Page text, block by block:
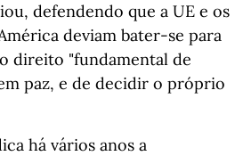
defendendo que a UE e os
deviam bater-se para
direito "fundamental de
paz, e de decidir o próprio
há vários anos a